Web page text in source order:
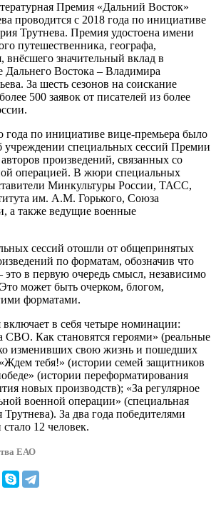
Премия «Дальний Восток»
проводится с 2018 года по инициативе
Трутнева. Премия удостоена имени
путешественника, географа,
внёсшего значительный вклад в
Дальнего Востока – Владимира
За шесть сезонов на соискание
500 заявок от писателей из более
года по инициативе вице-премьера было
учреждении специальных сессий Премии
произведений, связанных со
операцией. В жюри специальных
Минкультуры России, ТАСС,
им. А.М. Горького, Союза
а также ведущие военные
сессий отошли от общепринятых
по форматам, обозначив что
в первую очередь смысл, независимо
может быть очерком, блогом,
форматами.
включает в себя четыре номинации:
СВО. Как становятся героями» (реальные
изменивших свою жизнь и пошедших
тебя!» (истории семей защитников
(истории переформатирования
новых производств); «За регулярное
военной операции» (специальная
За два года победителями
12 человек.
ЕАО